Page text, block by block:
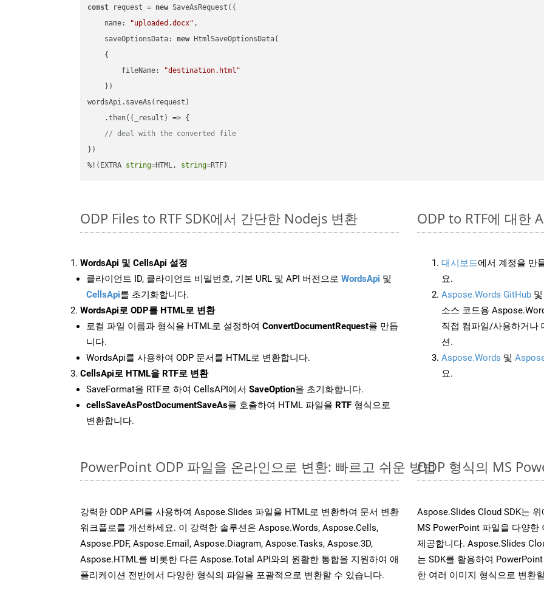
const request = new SaveAsRequest({
name: "uploaded.docx" ,
saveOptionsData: new HtmlSaveOptionsData(
    {
fileName:
"destination.html"
    })
wordsApi.saveAs(request)
    .then(
( _result ) => {
// deal with the converted file
})
%!(EXTRA string=HTML, string=RTF)
ODP Files to RTF SDK에서 간단한 Nodejs 변환
WordsApi 및 CellsApi 설정
클라이언트 ID, 클라이언트 비밀번호, 기본 URL 및 API 버전으로 WordsApi 및
CellsApi를 초기화합니다.
WordsApi로 ODP를 HTML로 변환
로컬 파일 이름과 형식을 HTML로 설정하여 ConvertDocumentRequest를 만듭
니다.
WordsApi를 사용하여 ODP 문서를 HTML로 변환합니다.
CellsApi로 HTML을 RTF로 변환
SaveFormat을 RTF로 하여 CellsAPI에서 SaveOption을 초기화합니다.
cellsSaveAsPostDocumentSaveAs를 호출하여 HTML 파일을 RTF 형식으로
변환합니다.
ODP to RTF에 대한
대시보드에서 계정을 만
요.
Aspose.Words GitHub 및
소스 코드용
직접 컴파일/사용하거나
션.
Aspose.Words 및
요.
PowerPoint ODP 파일을 온라인으로 변환: 빠르고 쉬운 방법
강력한 ODP API를 사용하여 Aspose.Slides 파일을 HTML로 변환하여 문서 변환
워크플로를 개선하세요. 이 강력한 솔루션은 Aspose.Words, Aspose.Cells,
Aspose.PDF, Aspose.Email, Aspose.Diagram, Aspose.Tasks, Aspose.3D,
Aspose.HTML를 비롯한 다른 Aspose.Total API와의 원활한 통합을 지원하여 애
플리케이션 전반에서 다양한 형식의 파일을 포괄적으로 변환할 수 있습니다.
ODP 형식의 MS
Aspose.Slides Cloud SDK는
MS PowerPoint 파일을 다양한
제공합니다. Aspose.Slides
는 SDK를 활용하여 PowerPoint
한 여러 이미지 형식으로 변환